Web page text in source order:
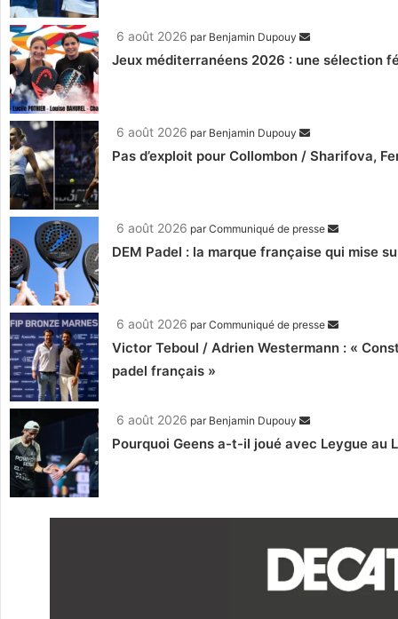
6 août 2026 par Benjamin Dupouy
Jeux méditerranéens 2026 : une sélection
6 août 2026 par Benjamin Dupouy
Pas d’exploit pour Collombon / Sharifova,
6 août 2026 parCommuniqué de presse
DEM Padel : la marque française qui mise
6 août 2026 parCommuniqué de presse
Victor Teboul / Adrien Westermann : «
padel français »
6 août 2026 par Benjamin Dupouy
Pourquoi Geens a-t-il joué avec Leygue au